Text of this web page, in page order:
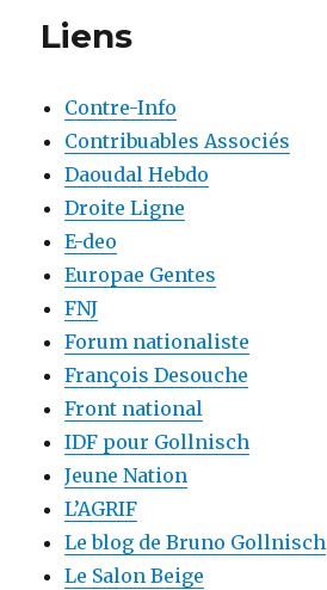
Liens
Contre-Info
Contribuables Associés
Daoudal Hebdo
Droite Ligne
E-deo
Europae Gentes
FNJ
Forum nationaliste
François Desouche
Front national
IDF pour Gollnisch
Jeune Nation
L’AGRIF
Le blog de Bruno Gollnisch
Le Salon Beige